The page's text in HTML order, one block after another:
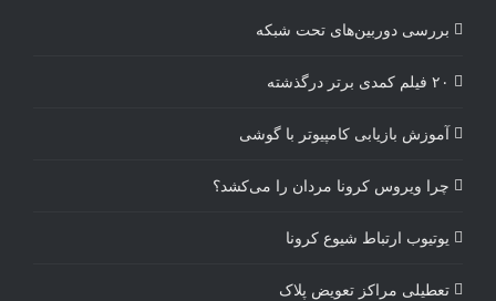
بررسی دوربین‌های تحت شبکه
۲۰ فیلم کمدی برتر درگذشته
آموزش بازیابی کامپیوتر با گوشی
چرا ویروس کرونا مردان را می‌کشد؟
یوتیوب ارتباط شیوع کرونا
تعطیلی مراکز تعویض پلاک